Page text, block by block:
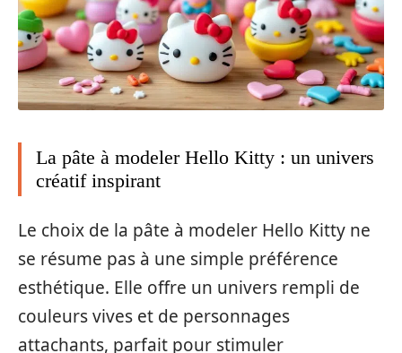
La pâte à modeler Hello Kitty : un univers
créatif inspirant
Le choix de la pâte à modeler Hello Kitty ne
se résume pas à une simple préférence
esthétique. Elle offre un univers rempli de
couleurs vives et de personnages
attachants, parfait pour stimuler